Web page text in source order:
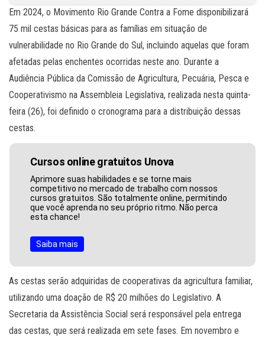
Em 2024, o Movimento Rio Grande Contra a Fome disponibilizará
75 mil cestas básicas para as famílias em situação de
vulnerabilidade no Rio Grande do Sul, incluindo aquelas que foram
afetadas pelas enchentes ocorridas neste ano. Durante a
Audiência Pública da Comissão de Agricultura, Pecuária, Pesca e
Cooperativismo na Assembleia Legislativa, realizada nesta quinta-
feira (26), foi definido o cronograma para a distribuição dessas
cestas.
Cursos online gratuitos Unova
Aprimore suas habilidades e se torne mais
competitivo no mercado de trabalho com nossos
cursos gratuitos. São totalmente online, permitindo
que você aprenda no seu próprio ritmo. Não perca
esta chance!
Saiba mais
As cestas serão adquiridas de cooperativas da agricultura familiar,
utilizando uma doação de R$ 20 milhões do Legislativo. A
Secretaria da Assistência Social será responsável pela entrega
das cestas, que será realizada em sete fases. Em novembro e